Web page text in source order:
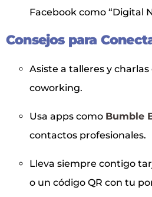
Facebook como “Digital
Consejos para
Asiste a talleres y charlas
coworking.
Usa apps como Bumble
contactos profesionales.
Lleva siempre contigo
o un código QR con tu